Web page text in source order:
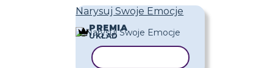
Narysuj Swoje Emocje
PREMIA
UKŁAD